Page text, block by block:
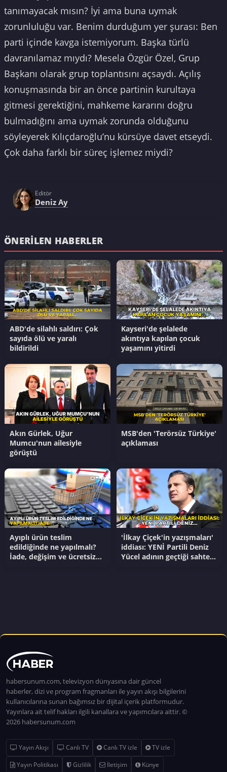
tanımayacak mısın? İyi ama buna uymak
zorunluluğu var. Benim durduğum yer şurası: Ben
parti içinde kavga istemiyorum. Başka türlü
davranılamaz mıydı? Mesela Özgür Özel, Grup
Başkanı olarak grup toplantısını açsaydı. Açılış
konuşmasında bir an önce partinin kurultaya
gitmesi gerektiğini, mahkeme kararını doğru
bulmadığını ama uymak zorunda olduğunu
söyleyerek Kılıçdaroğlu’nu kürsüye davet etseydi.
Çok daha farklı bir süreç işlemez miydi?
Editör
Deniz Ay
ÖNERILEN HABERLER
ABD'de silahlı saldırı: Çok
sayıda ölü ve yaralı
bildirildi
Kayseri'de şelalede
akıntıya kapılan çocuk
yaşamını yitirdi
Akın Gürlek, Uğur
Mumcu'nun ailesiyle
görüştü
MSB'den 'Terörsüz Türkiye'
açıklaması
Ayıplı ürün teslim
edildiğinde ne yapılmalı?
İade, değişim ve ücretsiz
'İlkay Çiçek'in yazışmaları'
iddiası: YENİ Partili Deniz
Yücel adının geçtiği sahte
habersunum.com, televizyon dünyasına dair güncel
haberler, dizi ve program fragmanları ile yayın akışı bilgilerini
kullanıcılarına sunan bağımsız bir dijital içerik platformudur.
Yayınlara ait telif hakları ilgili kanallara ve yapımcılara aittir. ©
2026 habersunum.com
Yayın Akışı Canlı TV Canlı TV izle
TV izle
Yayın Politikası
Gizlilik İletişim Künye